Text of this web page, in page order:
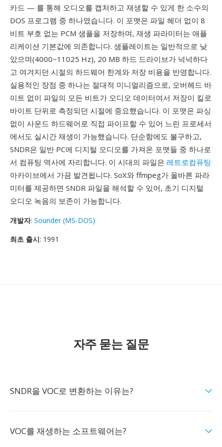
카드 — 를 통해 오디오를 캡처하고 재생할 수 있게 한 소수의
DOS 프로그램 중 하나였습니다. 이 포맷은 파일 헤더 없이 8
비트 부호 없는 PCM 샘플을 저장하며, 재생 파라미터는 애플
리케이션 기본값에 의존합니다. 샘플레이트는 일반적으로 낮
았으며(4000~11025 Hz), 20 MB 하드 드라이브가 넉넉하다
고 여겨지던 시절의 하드웨어 한계와 저장 비용을 반영합니다.
실용적인 장점 중 하나는 절대적 미니멀리즘으로, 오버헤드 바
이트 없이 파일의 모든 비트가 오디오 데이터여서 저장이 킬로
바이트 단위로 측정되던 시절에 중요했습니다. 이 포맷은 파싱
없이 사운드 하드웨어로 직접 파이프할 수 있어 느린 프로세서
에서도 실시간 재생이 가능했습니다. 단순함에도 불구하고,
SNDR은 일반 PC에 디지털 오디오를 가져온 포맷들 중 하나로
서 컴퓨팅 역사에 자리합니다. 이 시대의 파일은 레트로컴퓨팅
아카이브에서 가끔 발견됩니다. SoX와 ffmpeg가 올바른 파라
미터를 제공하면 SNDR 파일을 해석할 수 있어, 초기 디지털
오디오 녹음의 보존이 가능합니다.
개발자: Sounder (MS-DOS)
최초 출시: 1991
자주 묻는 질문
SNDR을 VOC로 변환하는 이유는?
VOC를 재생하는 소프트웨어는?